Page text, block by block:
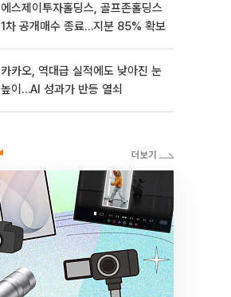
에스제이투자홀딩스, 골프존홀딩스
1차 공개매수 종료…지분 85% 확보
카카오, 역대급 실적에도 낮아진 눈
높이…AI 성과가 반등 열쇠